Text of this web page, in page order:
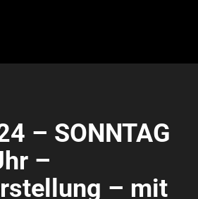
– SONNTAG
–
– mit